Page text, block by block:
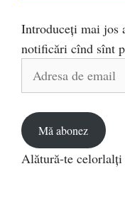
Introduceți mai jos
notificări cînd sînt
Adresa
Mă abonez
Alătură-te celorlalți